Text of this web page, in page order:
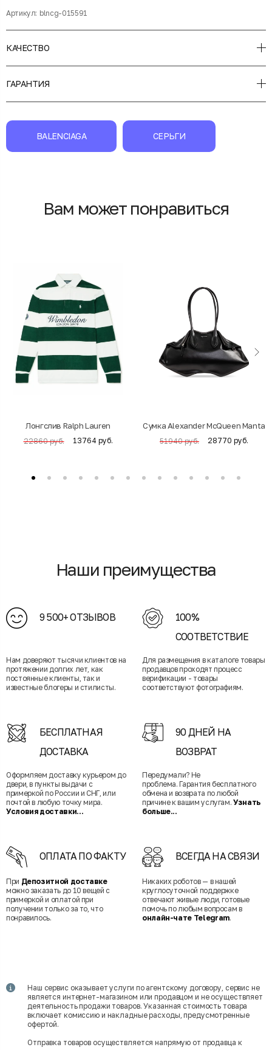
Артикул: blncg-015591
КАЧЕСТВО
ГАРАНТИЯ
BALENCIAGA СЕРЬГИ
Вам может понравиться
Лонгслив Ralph Lauren
22860 руб. 13764 руб.
Cумка Alexander McQueen Manta
51940 руб. 28770 руб.
Наши преимущества
9 500+ ОТЗЫВОВ
Нам доверяют тысячи клиентов на
протяжении долгих лет, как
постоянные клиенты, так и
известные блогеры и стилисты.
100%
СООТВЕТСТВИЕ
Для размещения в каталоге товары
продавцов проходят процесс
верификации - товары
соответствуют фотографиям.
БЕСПЛАТНАЯ
ДОСТАВКА
Оформляем доставку курьером до
двери, в пункты выдачи с
примеркой по России и СНГ, или
почтой в любую точку мира.
Условия доставки...
90 ДНЕЙ НА
ВОЗВРАТ
Передумали? Не
проблема. Гарантия бесплатного
обмена и возврата по любой
причине к вашим услугам. Узнать
больше...
ОПЛАТА ПО ФАКТУ
При Депозитной доставке
можно заказать до 10 вещей с
примеркой и оплатой при
получении только за то, что
понравилось.
ВСЕГДА НА СВЯЗИ
Никаких роботов — в нашей
круглосуточной поддержке
отвечают живые люди, готовые
помочь по любым вопросам в
онлайн-чате Telegram.
Наш сервис оказывает услуги по агентскому договору, сервис не
является интернет-магазином или продавцом и не осуществляет
деятельность продажи товаров. Указанная стоимость товара
включает комиссию и накладные расходы, предусмотренные
офертой.
Отправка товаров осуществляется напрямую от продавца к